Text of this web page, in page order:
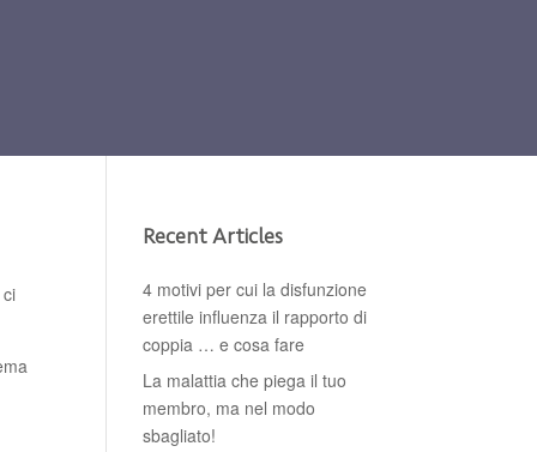
Recent Articles
4 motivi per cui la disfunzione
erettile influenza il rapporto di
coppia … e cosa fare
La malattia che piega il tuo
membro, ma nel modo
sbagliato!